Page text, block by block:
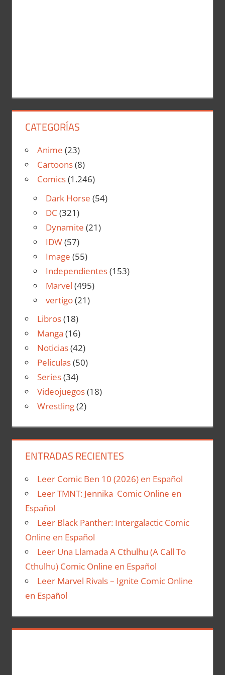
CATEGORÍAS
Anime (23)
Cartoons(8)
Comics(1.246)
Dark Horse (54)
DC (321)
Dynamite (21)
IDW(57)
Image (55)
Independientes(153)
Marvel (495)
vertigo(21)
Libros(18)
Manga (16)
Noticias(42)
Peliculas(50)
Series(34)
Videojuegos(18)
Wrestling(2)
ENTRADAS RECIENTES
Leer Comic Ben 10 (2026) en Español
Leer TMNT: Jennika Comic Online en
Español
Leer Black Panther: Intergalactic Comic
Online en Español
Leer Una Llamada A Cthulhu (A Call To
Cthulhu) Comic Online en Español
Leer Marvel Rivals – Ignite Comic Online
en Español